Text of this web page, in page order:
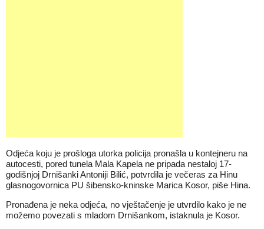
Odjeća koju je prošloga utorka policija pronašla u kontejneru na
autocesti, pored tunela Mala Kapela ne pripada nestaloj 17-
godišnjoj Drnišanki Antoniji Bilić, potvrdila je večeras za Hinu
glasnogovornica PU šibensko-kninske Marica Kosor, piše Hina.
Pronađena je neka odjeća, no vještačenje je utvrdilo kako je ne
možemo povezati s mladom Drnišankom, istaknula je Kosor.